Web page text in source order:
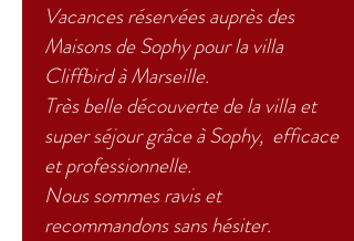
Vacances réservées auprès des
Maisons de Sophy pour la villa
Cliffbird à Marseille.
Très belle découverte de la villa et
superséjourgrâce à Sophy, efficace
et professionnelle.
Nous sommes ravis et
recommandons sans hésiter.